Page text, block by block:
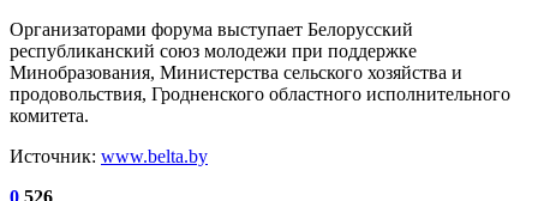
Организаторами форума выступает Белорусский
республиканский союз молодежи при поддержке
Минобразования, Министерства сельского хозяйства и
продовольствия, Гродненского областного исполнительного
комитета.
Источник: www.belta.by
0 526